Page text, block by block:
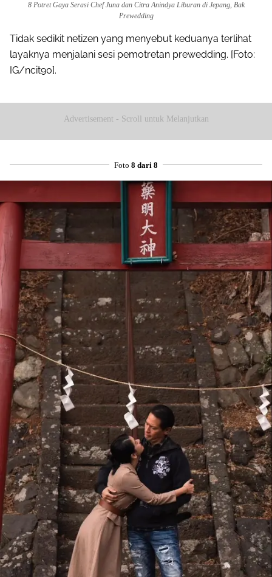
8 Potret Gaya Serasi Chef Juna dan Citra Anindya Liburan di Jepang, Bak
Prewedding
Tidak sedikit netizen yang menyebut keduanya terlihat
layaknya menjalani sesi pemotretan prewedding. [Foto:
IG/ncit90].
Advertisement - Scroll untuk Melanjutkan
Foto 8 dari 8